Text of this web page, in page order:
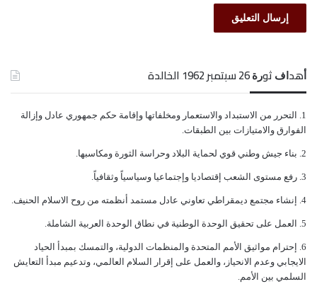
ﺃﻫﺪﺍﻑ ﺛﻮﺭﺓ 26 ﺳﺒﺘﻤﺒﺮ 1962 الخالدة
ﺍﻟﺘﺤﺮﺭ ﻣﻦ ﺍﻻﺳﺘﺒﺪﺍﺩ ﻭﺍﻻﺳﺘﻌﻤﺎﺭ ﻭﻣﺨﻠﻔﺎﺗﻬﺎ ﻭﺇﻗﺎﻣﺔ ﺣﻜﻢ ﺟﻤﻬﻮﺭﻱ ﻋﺎﺩﻝ ﻭﺇﺯﺍﻟﺔ
ﺍﻟﻔﻮﺍﺭﻕ ﻭﺍﻻﻣﺘﻴﺎﺯﺍﺕ ﺑﻴﻦ ﺍﻟﻄﺒﻘﺎﺕ.
ﺑﻨﺎﺀ ﺟﻴﺶ ﻭﻃﻨﻲ ﻗﻮﻱ ﻟﺤﻤﺎﻳﺔ ﺍﻟﺒﻼﺩ ﻭﺣﺮﺍﺳﺔ ﺍﻟﺜﻮﺭﺓ ﻭﻣﻜﺎﺳﺒﻬﺎ.
ﺭﻓﻊ ﻣﺴﺘﻮﻯ ﺍﻟﺸﻌﺐ ﺇﻗﺘﺼﺎﺩﻳﺎ ﻭﺇﺟﺘﻤﺎﻋﻴﺎ ﻭﺳﻴﺎﺳﻴﺎً ﻭﺛﻘﺎﻓﻴﺎً.
ﺇﻧﺸﺎﺀ ﻣﺠﺘﻤﻊ ﺩﻳﻤﻘﺮﺍﻃﻲ ﺗﻌﺎﻭﻧﻲ ﻋﺎﺩﻝ ﻣﺴﺘﻤﺪ ﺃﻧﻈﻤﺘﻪ ﻣﻦ ﺭﻭﺡ ﺍﻻﺳﻼﻡ ﺍﻟﺤﻨﻴﻒ.
ﺍﻟﻌﻤﻞ ﻋﻠﻰ ﺗﺤﻘﻴﻖ ﺍﻟﻮﺣﺪﺓ ﺍﻟﻮﻃﻨﻴﺔ ﻓﻲ ﻧﻄﺎﻕ ﺍﻟﻮﺣﺪﺓ ﺍﻟﻌﺮﺑﻴﺔ ﺍﻟﺸﺎﻣﻠﺔ.
ﺇﺣﺘﺮﺍﻡ ﻣﻮﺍﺛﻴﻖ الأﻣﻢ ﺍﻟﻤﺘﺤﺪﺓ ﻭﺍﻟﻤﻨﻈﻤﺎﺕ ﺍﻟﺪﻭﻟﻴﺔ، ﻭﺍﻟﺘﻤﺴﻚ ﺑﻤﺒﺪﺃ ﺍﻟﺤﻴﺎﺩ
ﺍﻻﻳﺠﺎﺑﻲ ﻭﻋﺪﻡ ﺍﻻﻧﺤﻴﺎﺯ، ﻭﺍﻟﻌﻤﻞ ﻋﻠﻰ ﺇﻗﺮﺍﺭ ﺍﻟﺴﻼﻡ ﺍﻟﻌﺎﻟﻤﻲ، ﻭﺗﺪﻋﻴﻢ ﻣﺒﺪﺃ ﺍﻟﺘﻌﺎﻳﺶ
ﺍﻟﺴﻠﻤﻲ ﺑﻴﻦ ﺍﻷﻣﻢ.